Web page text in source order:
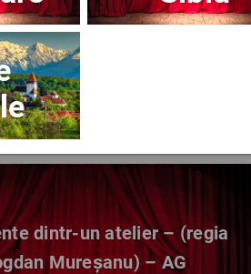
dintr-un atelier – (regia
Mureșanu) – AG